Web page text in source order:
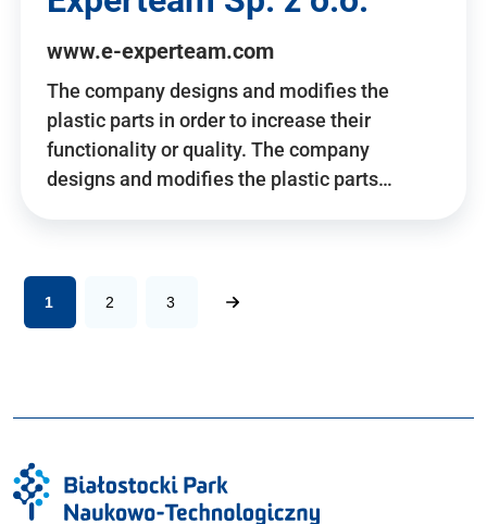
www.e-experteam.com
The company designs and modifies the
plastic parts in order to increase their
functionality or quality. The company
designs and modifies the plastic parts…
1 2 3